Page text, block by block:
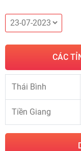
CÁC
Thái Bình
Tiền Giang